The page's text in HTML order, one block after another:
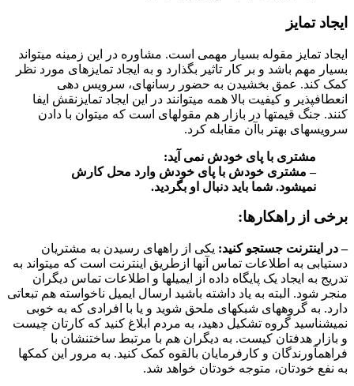
ایجاد تمایز
ایجاد تمایز مقوله بسیار مهمی است. مشاوره در این زمینه میتواند
بسیار مهم باشد و بر کار تاثیر بگذارد و به ایجاد تمایزهای مورد نظر
کمک کند. عمق بخشیدن به حضور رسانهای، سرویس دهی
انعطافپذیر و کیفیت بالا همه میتوانند در این ایجاد تمایزنقش ایفا
کنند. جنگ قیمتها در بازار هم مقولهای است که میتوان با دادن
سرویسهای بهتر باآن مقابله کرد.
مشتری با پای خودش نمی آید:
– مشتری خودش با پای خودش وارد محل کارش
نمیشود. شما باید دنبال او بگردید.
برخی از راهکارها:
– در اینترنت جستجو کنید: یکی از راههای رسیدن به مشتریان
دستیابی به اطلاعات تماس آنها ازطریق اینترنت است که میتواند به
تدریج به ایجاد یک پایگاه داده از ایمیلها و اطلاعات تماس دیگران
منجر شود. البته به یاد داشته باشید ارسال ایمیل ناخواسته هم تبعاتی
دارد. به گروههای شبکهای ملحق شوید و یا با افرادی که به خوبی
نمیشناسید گروه تشکیل دهید، به مردم ابلاغ کنید که کارتان چیست
و بازار هدفتان کیست. به دیگران هم با مرتبط ساختنشان با
فراهمآورندگان و کارفرمایان بالقوه کمک کنید. به مرور این کمکها
به نفع خودتان، متوجه خودتان خواهد شد.